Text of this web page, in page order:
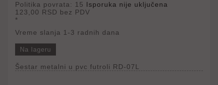
Politika povrata: 15 Isporuka nije uključena
123,00 RSD bez PDV
*
Vreme slanja 1-3 radnih dana
Na lageru
Šestar metalni u pvc futroli RD-07L